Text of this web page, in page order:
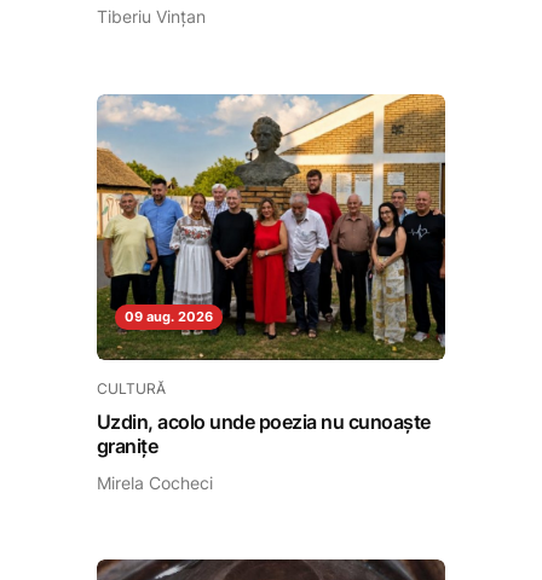
Tiberiu Vințan
09 aug. 2026
CULTURĂ
Uzdin, acolo unde poezia nu cunoaște
granițe
Mirela Cocheci